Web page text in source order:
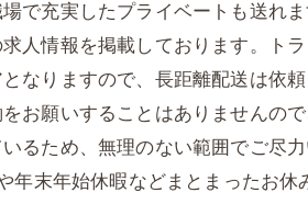
で充実したプライベートも送れ
人情報を掲載しております。ト
なりますので、長距離配送は依
お願いすることはありませんの
るため、無理のない範囲でご尽
年末年始休暇などまとまったお休